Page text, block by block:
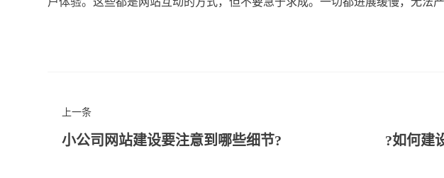
上一条
小公司网站建设要注意到哪些细节? 如何建